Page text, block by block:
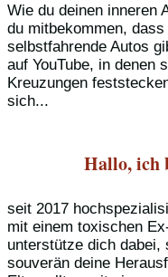
Wie du deinen inneren
du mitbekommen,
selbstfahrende Autos
auf YouTube, in denen
Kreuzungen
sich...
Hallo, ich
seit 2017
mit einem toxischen
unterstütze dich dabei,
souverän deine